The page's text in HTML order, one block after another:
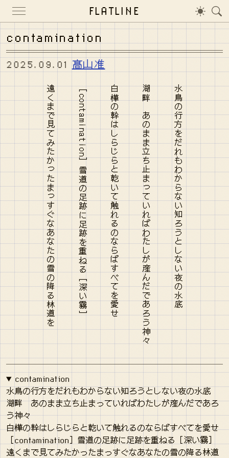
FLATLINE
contamination
2025.09.01 髙山准
水鳥の行方をだれもわからない知ろうとしない夜の水底
湖畔 あのまま立ち止まっていればわたしが産んだであろう神々
白樺の幹はしらじらと乾いて触れるのならばすべてを愛せ
［contamination］雪道の足跡に足跡を重ねる［深い霧］
遠くまで見てみたかったまっすぐなあなたの雪の降る林道を
contamination
水鳥の行方をだれもわからない知ろうとしない夜の水底
湖畔 あのまま立ち止まっていればわたしが産んだであろ
う神々
白樺の幹はしらじらと乾いて触れるのならばすべてを愛せ
［contamination］雪道の足跡に足跡を重ねる［深い霧］
遠くまで見てみたかったまっすぐなあなたの雪の降る林道